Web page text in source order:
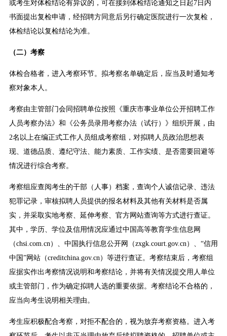
或考生对体检结论有异议的，可在接到体检结论通知之日起7日内
书面提出复检申请，经招聘方同意后另行确定医院进行一次复检，
体检结论以复检结论为准。
（二）考察
体检合格者，进入考察环节。拟考察名单确定后，应当及时通知考
察对象本人。
考察由主管部门会同招聘单位按照《重庆市事业单位公开招聘工作
人员考察办法》和《公务员录用考察办法（试行）》组织开展，由
2名以上在编正式工作人员组成考察组，对拟聘人员政治思想表
现、道德品质、遵纪守法、能力素质、工作实绩、是否需要回避等
情况进行综合考察。
考察组应查阅考生的干部（人事）档案，查询个人诚信记录、违法
犯罪记录，审核拟聘人员提供的报名材料及其他有关材料是否属
实，并采取实地考察、延伸考察、官方网站查询等方式进行查证。
其中，学历、学位及信用情况应通过中国高等教育学生信息网
（chsi.com.cn）、中国执行信息公开网（zxgk.court.gov.cn）、“信用
中国”网站（creditchina.gov.cn）等进行查证。考察结束后，考察组
应据实作出考察情况说明和考察结论，并将有关情况提交用人单位
或主管部门，作为确定拟聘人选的重要依据。考察结论不合格的，
应当向考生说明相关理由。
考生应积极配合考察，对拒不配合的，视为放弃考察资格。进入考